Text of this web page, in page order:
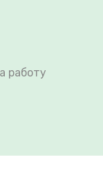
работу